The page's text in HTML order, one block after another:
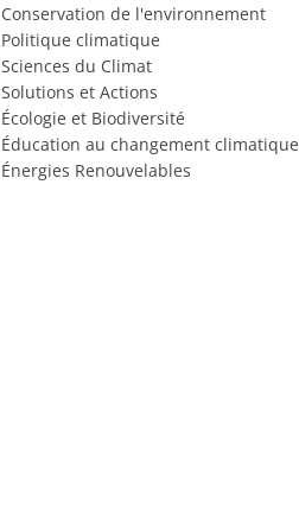
Conservation de l'environnement
Politique climatique
Sciences du Climat
Solutions et Actions
Écologie et Biodiversité
Éducation au changement climatique
Énergies Renouvelables